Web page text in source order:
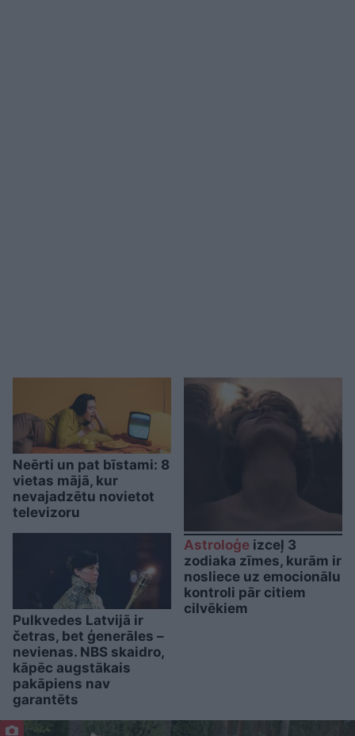
Neērti un pat bīstami: 8
vietas mājā, kur
nevajadzētu novietot
televizoru
Pulkvedes Latvijā ir
četras, bet ģenerāles –
nevienas. NBS skaidro,
kāpēc augstākais
pakāpiens nav
garantēts
Astroloģe izceļ 3
zodiaka zīmes, kurām ir
nosliece uz emocionālu
kontroli pār citiem
cilvēkiem